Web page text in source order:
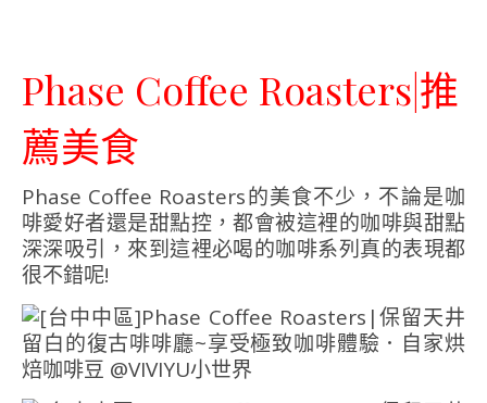
Phase Coffee Roasters|推
薦美食
Phase Coffee Roasters的美食不少，不論是咖
啡愛好者還是甜點控，都會被這裡的咖啡與甜點
深深吸引，來到這裡必喝的咖啡系列真的表現都
很不錯呢!